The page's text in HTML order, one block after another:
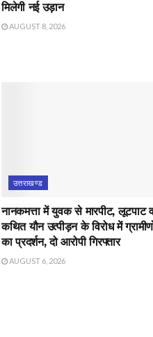
मिलेगी नई उड़ान
AUGUST 8, 2026
उत्तराखण्ड
नानकमत्ता में युवक से मारपीट, लूटपाट
कथित यौन उत्पीड़न के विरोध में
का प्रदर्शन, दो आरोपी गिरफ्तार
AUGUST 6, 2026